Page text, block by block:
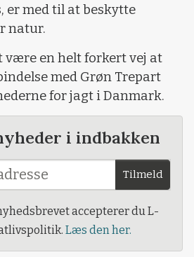
med til at beskytte
natur.
være en helt forkert vej at
med Grøn Trepart
for jagt i Danmark.
i indbakken
Tilmeld
accepterer du L-
Læs den her.